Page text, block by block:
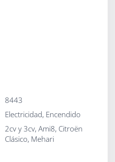
8443
Electricidad, Encendido
2cv y 3cv, Ami8, Citroën
Clásico, Mehari